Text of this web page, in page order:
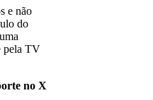
e não
do
pela TV
no X